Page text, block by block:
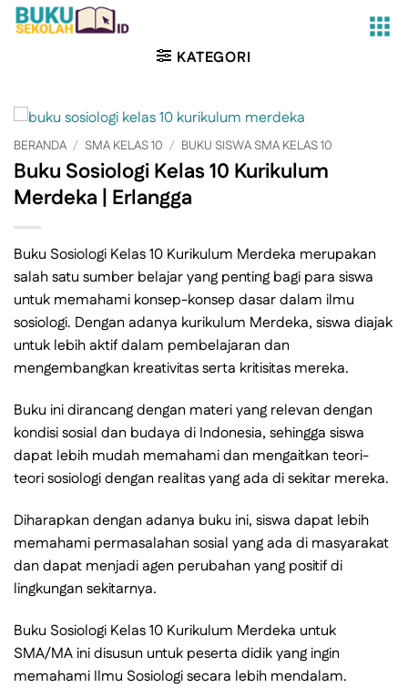
Skip
KATEGORI
BERANDA / SMA KELAS 10 / BUKU SISWA SMA KELAS 10
Buku Sosiologi Kelas 10 Kurikulum
Merdeka | Erlangga
Buku Sosiologi Kelas 10 Kurikulum Merdeka merupakan
salah satu sumber belajar yang penting bagi para siswa
untuk memahami konsep-konsep dasar dalam ilmu
sosiologi. Dengan adanya kurikulum Merdeka, siswa diajak
untuk lebih aktif dalam pembelajaran dan
mengembangkan kreativitas serta kritisitas mereka.
Buku ini dirancang dengan materi yang relevan dengan
kondisi sosial dan budaya di Indonesia, sehingga siswa
dapat lebih mudah memahami dan mengaitkan teori-
teori sosiologi dengan realitas yang ada di sekitar mereka.
Diharapkan dengan adanya buku ini, siswa dapat lebih
memahami permasalahan sosial yang ada di masyarakat
dan dapat menjadi agen perubahan yang positif di
lingkungan sekitarnya.
Buku Sosiologi Kelas 10 Kurikulum Merdeka untuk
SMA/MA ini disusun untuk peserta didik yang ingin
memahami Ilmu Sosiologi secara lebih mendalam.